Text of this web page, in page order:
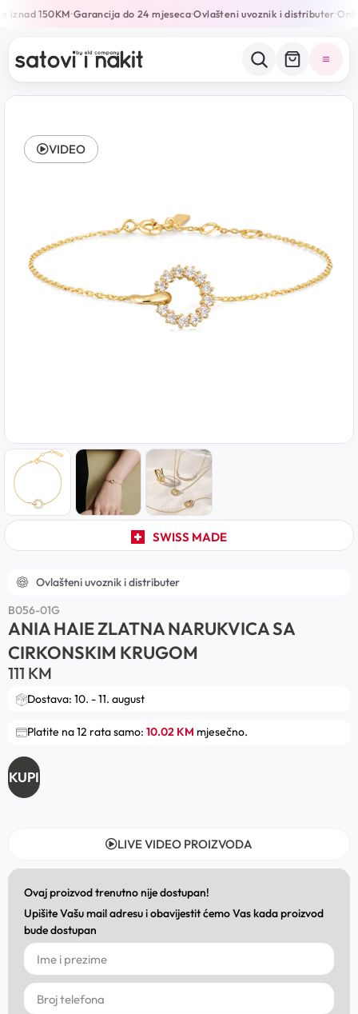
iznad 150KM•Garancija do 24 mjeseca•Ovlašteni uvoznik i distributer•
SWISS MADE
VIDEO
Ovlašteni uvoznik i distributer
B056-01G
ANIA HAIE ZLATNA NARUKVICA SA
CIRKONSKIM KRUGOM
111 KM
Dostava: 10. - 11. august
Platite na 12 rata samo: 10.02 KM mjesečno.
KUPI
LIVE VIDEO PROIZVODA
Ovaj proizvod trenutno nije dostupan!
Upišite Vašu mail adresu i obavijestit ćemo Vas kada proizvod
bude dostupan